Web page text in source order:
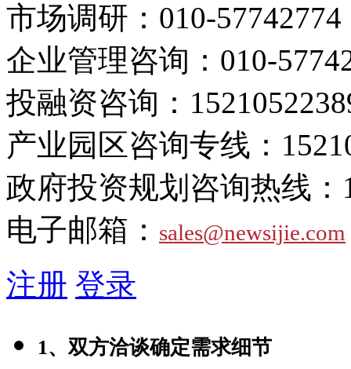
市场调研： 010-57742774
企业管理咨询： 010-
投融资咨询：
产业园区咨询专线：
政府投资规划咨询热线：
电子邮箱： sales@newsijie.com
注册 登录
1、双方洽谈确定需求细节